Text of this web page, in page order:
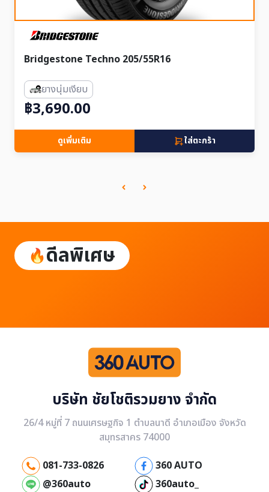
Bridgestone Techno 205/55R16
ยางนุ่มเงียบ
฿3,690.00
ดูเพิ่มเติม ใส่ตะกร้า
ดีลพิเศษ
บริษัท ชัยโชติรวมยาง จำกัด
26/4 หมู่ที่ 7 ถนนเศรษฐกิจ 1 ตำบลนาดี อำเภอเมือง จังหวัด
สมุทรสาคร 74000
081-733-0826
360 AUTO
@360auto
360auto_